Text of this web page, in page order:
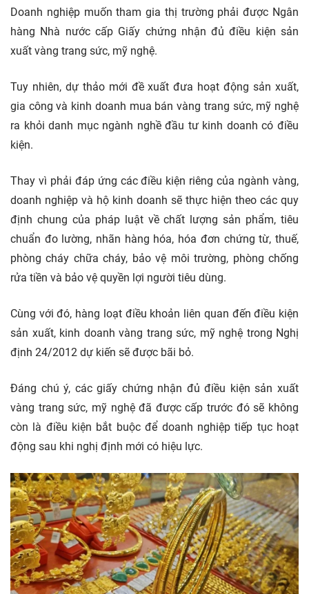
Doanh nghiệp muốn tham gia thị trường phải được Ngân
hàng Nhà nước cấp Giấy chứng nhận đủ điều kiện sản
xuất vàng trang sức, mỹ nghệ.
Tuy nhiên, dự thảo mới đề xuất đưa hoạt động sản xuất,
gia công và kinh doanh mua bán vàng trang sức, mỹ nghệ
ra khỏi danh mục ngành nghề đầu tư kinh doanh có điều
kiện.
Thay vì phải đáp ứng các điều kiện riêng của ngành vàng,
doanh nghiệp và hộ kinh doanh sẽ thực hiện theo các quy
định chung của pháp luật về chất lượng sản phẩm, tiêu
chuẩn đo lường, nhãn hàng hóa, hóa đơn chứng từ, thuế,
phòng cháy chữa cháy, bảo vệ môi trường, phòng chống
rửa tiền và bảo vệ quyền lợi người tiêu dùng.
Cùng với đó, hàng loạt điều khoản liên quan đến điều kiện
sản xuất, kinh doanh vàng trang sức, mỹ nghệ trong Nghị
định 24/2012 dự kiến sẽ được bãi bỏ.
Đáng chú ý, các giấy chứng nhận đủ điều kiện sản xuất
vàng trang sức, mỹ nghệ đã được cấp trước đó sẽ không
còn là điều kiện bắt buộc để doanh nghiệp tiếp tục hoạt
động sau khi nghị định mới có hiệu lực.